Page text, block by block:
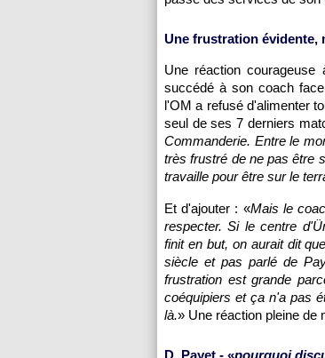
Une frustration évidente,
Une réaction
succédé à son coach
l'OM a refusé d'alimenter
seul de ses 7 derniers
Commanderie. Entre le
très frustré de ne pas être
travaille pour être sur le
Et d'ajouter : «Mais le
respecter. Si le centre
finit en but, on aurait dit
siècle et pas parlé de
frustration est grande
coéquipiers et ça n'a pas
là.» Une réaction pleine de
D. Payet - «pourquoi